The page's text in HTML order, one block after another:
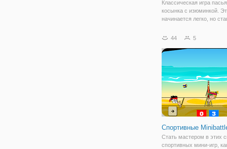
Классическая игра
косынка с изюминкой.
начинается легко, но
карты на верхней части
44 5
Спортивные
Стать мастером в этих
спортивных мини-игр,